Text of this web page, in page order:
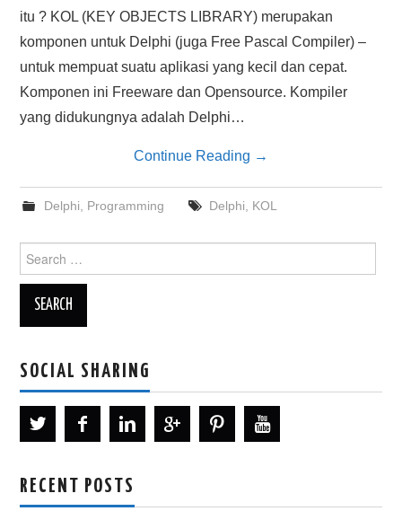
itu ? KOL (KEY OBJECTS LIBRARY) merupakan
komponen untuk Delphi (juga Free Pascal Compiler) –
untuk mempuat suatu aplikasi yang kecil dan cepat.
Komponen ini Freeware dan Opensource. Kompiler
yang didukungnya adalah Delphi…
Continue Reading →
Delphi Programming Delphi KOL
for:
SOCIAL SHARING
RECENT POSTS